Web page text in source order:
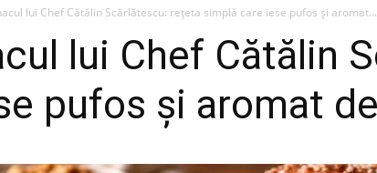
lui Chef Cătălin Scărlătescu: rețeta simplă care iese pufos și aromat...
lui Chef Cătălin
pufos și aromat